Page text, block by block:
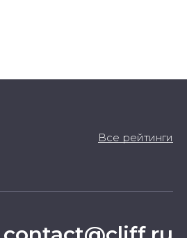
Все рейтинги